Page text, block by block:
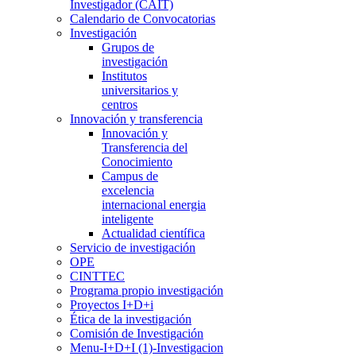
Investigador (CAIT)
Calendario de Convocatorias
Investigación
Grupos de
investigación
Institutos
universitarios y
centros
Innovación y transferencia
Innovación y
Transferencia del
Conocimiento
Campus de
excelencia
internacional energia
inteligente
Actualidad científica
Servicio de investigación
OPE
CINTTEC
Programa propio investigación
Proyectos I+D+i
Ética de la investigación
Comisión de Investigación
Menu-I+D+I (1)-Investigacion